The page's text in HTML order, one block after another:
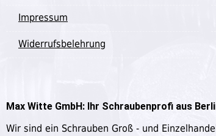
Impressum
Widerrufsbelehrung
Max Witte GmbH: Ihr Schraubenprofi aus
Wir sind ein Schrauben Groß - und